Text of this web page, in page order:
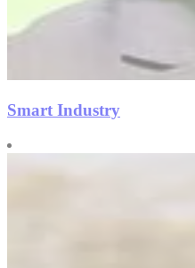
Smart Industry